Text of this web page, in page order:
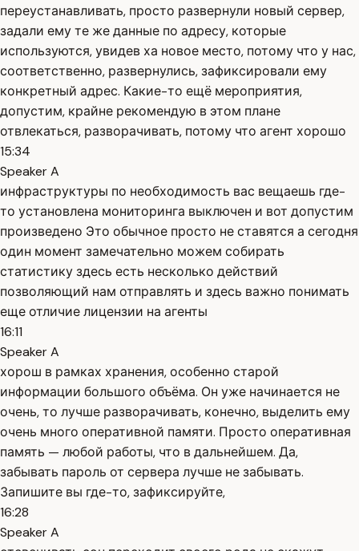
переустанавливать, просто развернули новый сервер,
задали ему те же данные по адресу, которые
используются, увидев ха новое место, потому что у нас,
соответственно, развернулись, зафиксировали ему
конкретный адрес. Какие-то ещё мероприятия,
допустим, крайне рекомендую в этом плане
отвлекаться, разворачивать, потому что агент хорошо
15:34
Speaker A
инфраструктуры по необходимость вас вещаешь где-
то установлена мониторинга выключен и вот допустим
произведено Это обычное просто не ставятся а сегодня
один момент замечательно можем собирать
статистику здесь есть несколько действий
позволяющий нам отправлять и здесь важно понимать
еще отличие лицензии на агенты
16:11
Speaker A
хорош в рамках хранения, особенно старой
информации большого объёма. Он уже начинается не
очень, то лучше разворачивать, конечно, выделить ему
очень много оперативной памяти. Просто оперативная
память — любой работы, что в дальнейшем. Да,
забывать пароль от сервера лучше не забывать.
Запишите вы где-то, зафиксируйте,
16:28
Speaker A